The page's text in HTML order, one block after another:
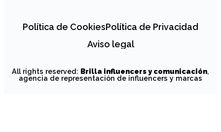
Política de CookiesPolítica de Privacidad
Aviso legal
All rights reserved: Brilla influencers y comunicación,
agencia de representación de influencers y marcas